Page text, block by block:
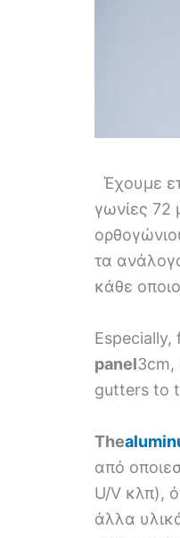
Έχουμε
γωνίες 72
τα
κάθε
panel3cm,
gutters to
The
από
U/V κλπ),
άλλα